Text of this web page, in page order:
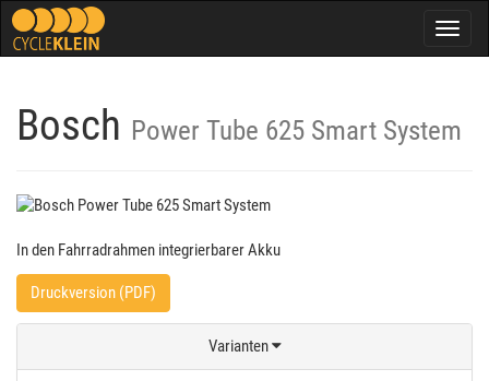
Bosch Power Tube 625 Smart System
In den Fahrradrahmen integrierbarer Akku
Druckversion (PDF)
Varianten